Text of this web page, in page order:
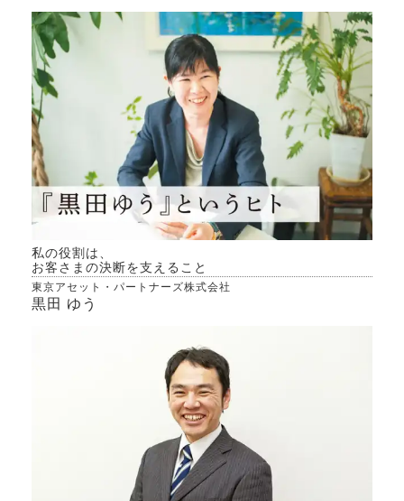
私の役割は、
お客さまの決断を支えること
東京アセット・パートナーズ株式会社
黒田 ゆう